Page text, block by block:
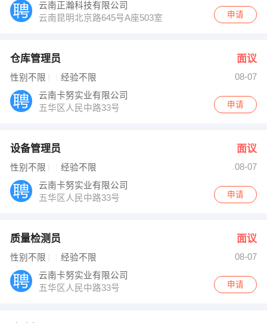
云南正瀚科技有限公司
云南昆明北京路645号A座503室
申请
仓库管理员 面议
性别不限 经验不限
08-07
云南卡努实业有限公司
五华区人民中路33号
申请
设备管理员 面议
性别不限 经验不限
08-07
云南卡努实业有限公司
五华区人民中路33号
申请
质量检测员 面议
性别不限 经验不限
08-07
云南卡努实业有限公司
五华区人民中路33号
申请